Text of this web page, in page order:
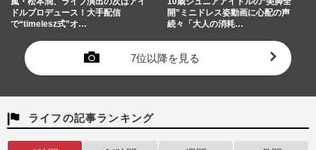
ドルプロデュース！大手配信
で“timelesz式”オ…
開”ミニドレス姿動画に心配の声
続々「大人の消耗…
7位以降を見る
ライフの記事ランキング